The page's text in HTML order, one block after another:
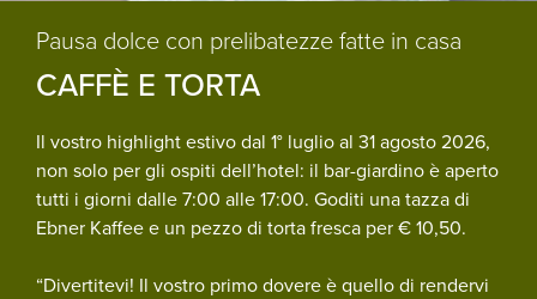
Pausa dolce con prelibatezze fatte in casa
CAFFÈ E TORTA
Il vostro highlight estivo dal 1° luglio al 31 agosto 2026,
non solo per gli ospiti dell’hotel: il bar-giardino è aperto
tutti i giorni dalle 7:00 alle 17:00. Goditi una tazza di
Ebner Kaffee e un pezzo di torta fresca per € 10,50.
“Divertitevi! Il vostro primo dovere è quello di rendervi